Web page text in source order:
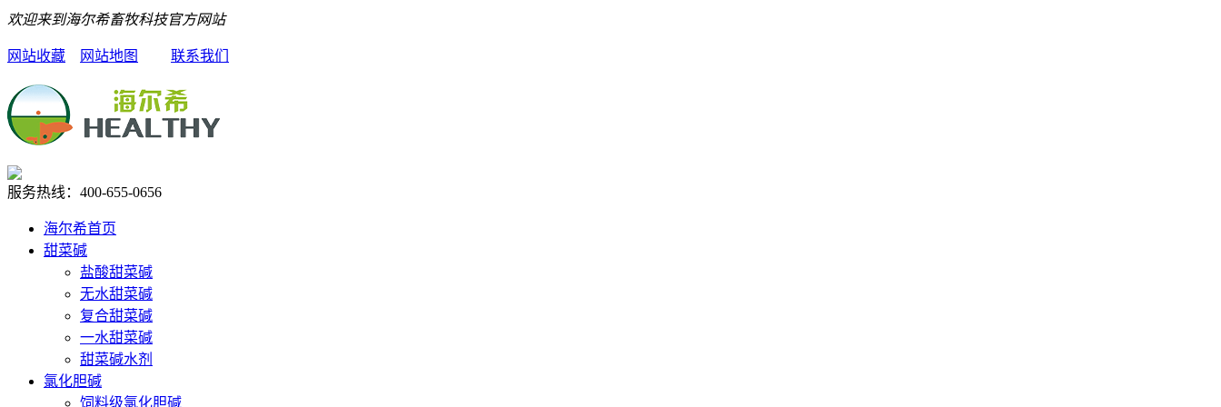
欢迎来到海尔希畜牧科技官方网站
网站收藏 网站地图 联系我们
服务热线： 400-655-0656
海尔希首页
甜菜碱
盐酸甜菜碱
无水甜菜碱
复合甜菜碱
一水甜菜碱
甜菜碱水剂
氯化胆碱
饲料级氯化胆碱